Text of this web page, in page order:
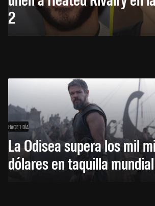
2
HACE 1 DÍA
La Odisea supera los mil
dólares en taquilla mundial